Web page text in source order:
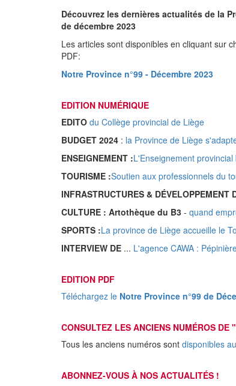
Découvrez les dernières actualités de la
de décembre 2023
Les articles sont disponibles en cliquant sur
PDF:
Notre Province n°99 - Décembre 2023
EDITION NUMÉRIQUE
EDITO du Collège provincial de Liège
BUDGET 2024 : la Province de Liège
ENSEIGNEMENT :L'Enseignement
TOURISME :Soutien aux professionnels du
INFRASTRUCTURES & DÉVELOPPEMENT
CULTURE : Artothèque du B3 - quand
SPORTS :La province de Liège accueille le
INTERVIEW DE ... L'agence CAWA :
EDITION PDF
Téléchargez le Notre Province n°99 de
CONSULTEZ LES ANCIENS NUMÉROS DE
Tous les anciens numéros sont disponibles
ABONNEZ-VOUS À NOS ACTUALITÉS !